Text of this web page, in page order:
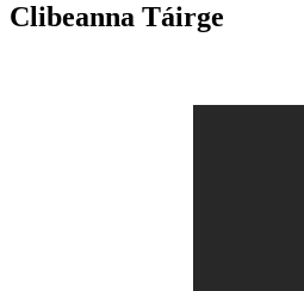
Clibeanna Táirge